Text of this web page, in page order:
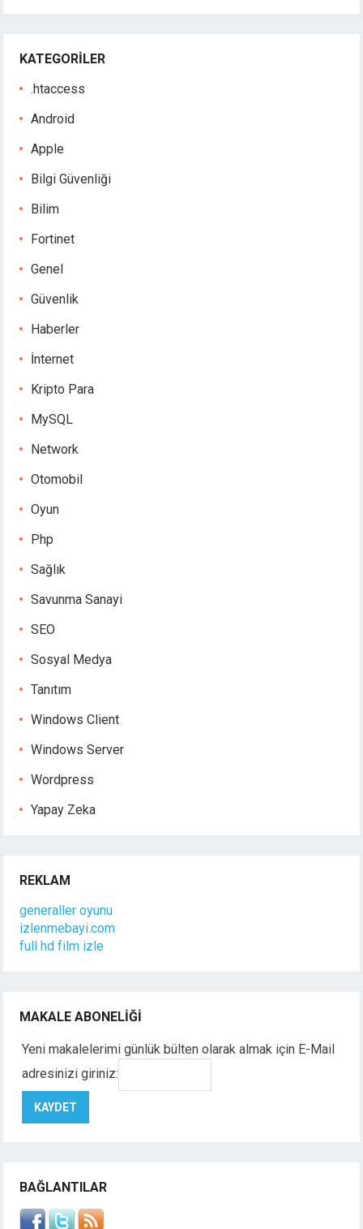
KATEGORILER
.htaccess
Android
Apple
Bilgi Güvenliği
Bilim
Fortinet
Genel
Güvenlik
Haberler
İnternet
Kripto Para
MySQL
Network
Otomobil
Oyun
Php
Sağlık
Savunma Sanayi
SEO
Sosyal Medya
Tanıtım
Windows Client
Windows Server
Wordpress
Yapay Zeka
REKLAM
generaller oyunu
izlenmebayi.com
full hd film izle
MAKALE ABONELIĞI
Yeni makalelerimi günlük bülten olarak almak için E-Mail
adresinizi giriniz:
BAĞLANTILAR